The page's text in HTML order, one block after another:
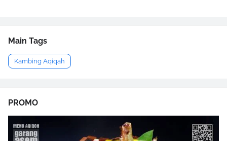
Main Tags
Kambing Aqiqah
PROMO